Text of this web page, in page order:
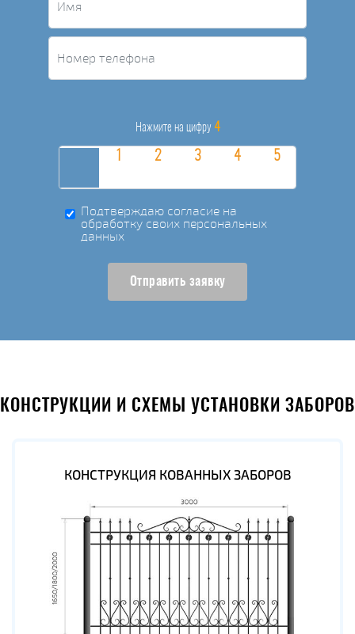
Нажмите на цифру 4
Подтверждаю согласие на
обработку своих персональных
данных
Отправить заявку
КОНСТРУКЦИИ И СХЕМЫ УСТАНОВКИ ЗАБОРОВ
КОНСТРУКЦИЯ КОВАННЫХ ЗАБОРОВ